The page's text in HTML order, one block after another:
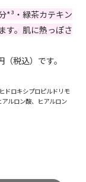
*³・緑茶カテキン
す。肌に熱っぽさ
税込）です。
ドロキシプロピルドリモ
ルロン酸、ヒアルロン